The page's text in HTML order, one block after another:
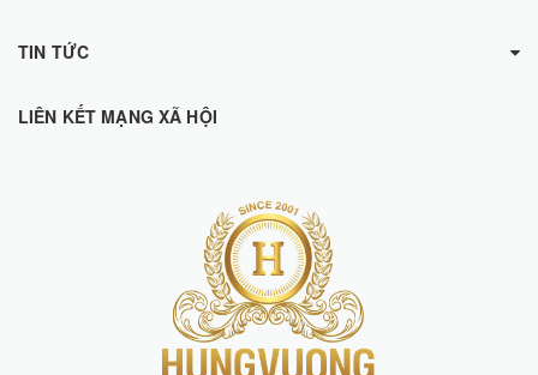
TIN TỨC
LIÊN KẾT MẠNG XÃ HỘI